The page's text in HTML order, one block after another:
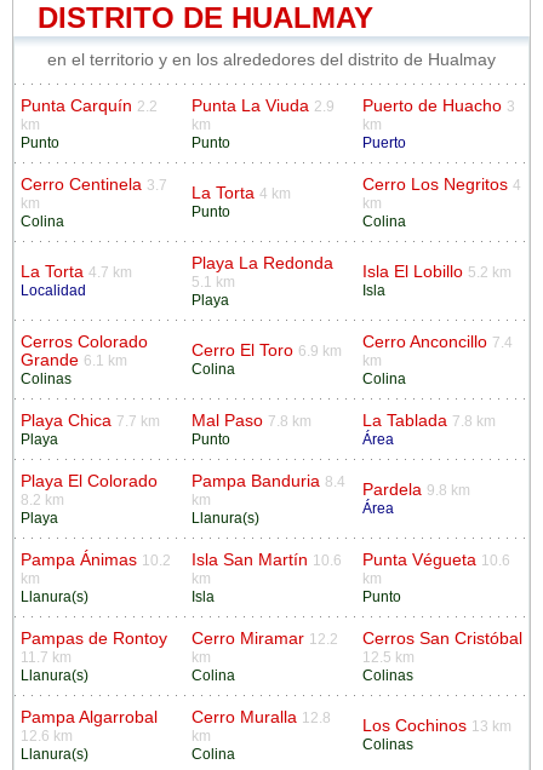
DISTRITO DE HUALMAY
en el territorio y en los alrededores del distrito de Hualmay
Punta Carquín 2.2
km
Punto
Punta La Viuda 2.9
km
Punto
Puerto de Huacho 3
km
Puerto
Cerro Centinela 3.7
km
Colina
La Torta 4 km
Punto
Cerro Los Negritos 4
km
Colina
La Torta 4.7 km
Localidad
Playa La Redonda
5.1 km
Playa
Isla El Lobillo 5.2 km
Isla
Cerros Colorado
Grande 6.1 km
Colinas
Cerro El Toro 6.9 km
Colina
Cerro Anconcillo 7.4
km
Colina
Playa Chica 7.7 km
Playa
Mal Paso 7.8 km
Punto
La Tablada 7.8 km
Área
Playa El Colorado
8.2 km
Playa
Pampa Banduria 8.4
km
Llanura(s)
Pardela 9.8 km
Área
Pampa Ánimas 10.2
km
Llanura(s)
Isla San Martín 10.6
km
Isla
Punta Végueta 10.6
km
Punto
Pampas de Rontoy
11.7 km
Llanura(s)
Cerro Miramar 12.2
km
Colina
Cerros San Cristóbal
12.5 km
Colinas
Pampa Algarrobal
12.6 km
Llanura(s)
Cerro Muralla 12.8
km
Colina
Los Cochinos 13 km
Colinas